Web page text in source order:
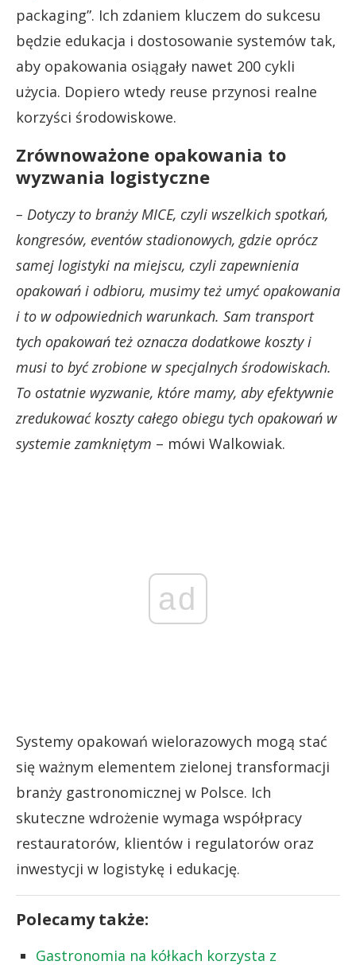
packaging”. Ich zdaniem kluczem do sukcesu
będzie edukacja i dostosowanie systemów tak,
aby opakowania osiągały nawet 200 cykli
użycia. Dopiero wtedy reuse przynosi realne
korzyści środowiskowe.
Zrównoważone opakowania to
wyzwania logistyczne
– Dotyczy to branży MICE, czyli wszelkich spotkań,
kongresów, eventów stadionowych, gdzie oprócz
samej logistyki na miejscu, czyli zapewnienia
opakowań i odbioru, musimy też umyć opakowania
i to w odpowiednich warunkach. Sam transport
tych opakowań też oznacza dodatkowe koszty i
musi to być zrobione w specjalnych środowiskach.
To ostatnie wyzwanie, które mamy, aby efektywnie
zredukować koszty całego obiegu tych opakowań w
systemie zamkniętym – mówi Walkowiak.
ad
Systemy opakowań wielorazowych mogą stać
się ważnym elementem zielonej transformacji
branży gastronomicznej w Polsce. Ich
skuteczne wdrożenie wymaga współpracy
restauratorów, klientów i regulatorów oraz
inwestycji w logistykę i edukację.
Polecamy także:
Gastronomia na kółkach korzysta z